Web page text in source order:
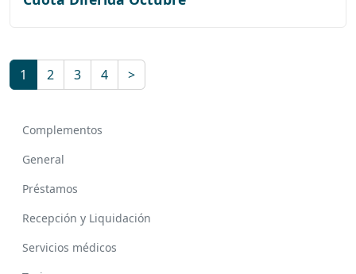
1 2 3 4 >
Complementos
General
Préstamos
Recepción y Liquidación
Servicios médicos